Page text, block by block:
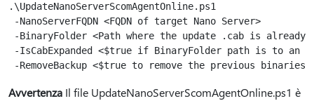
.\UpdateNanoServerScomAgentOnline.ps1
-NanoServerFQDN <FQDN of target Nano Server>
-BinaryFolder <Path where the update .cab is already
-IsCabExpanded <$true if BinaryFolder path is to
Avvertenza Il file UpdateNanoServerScomAgentOnline.ps1 è